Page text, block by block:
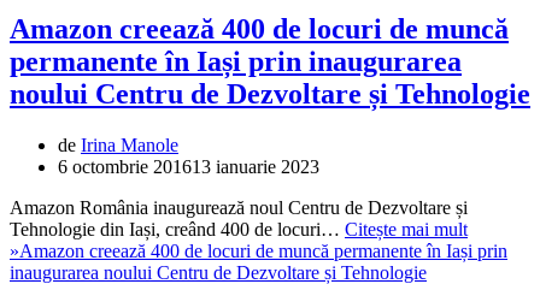
Amazon creează 400 de locuri de muncă
permanente în Iași prin inaugurarea
noului Centru de Dezvoltare și Tehnologie
de Irina Manole
6 octombrie 201613 ianuarie 2023
Amazon România inaugurează noul Centru de Dezvoltare și
Tehnologie din Iași, creând 400 de locuri… Citește mai mult
»Amazon creează 400 de locuri de muncă permanente în Iași prin
inaugurarea noului Centru de Dezvoltare și Tehnologie